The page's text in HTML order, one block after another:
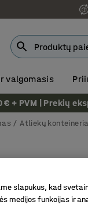
valgomasis
+ PVM | Prekių
Atliekų
slapukus, kad
medijos funkcijas ir